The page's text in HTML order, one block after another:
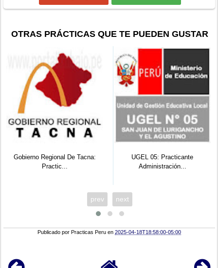
OTRAS PRÁCTICAS QUE TE PUEDEN GUSTAR
Gobierno Regional De Tacna:
Practic...
UGEL 05: Practicante
Administración...
prev next
Publicado porPracticas Peru en2025-04-18T18:58:00-05:00